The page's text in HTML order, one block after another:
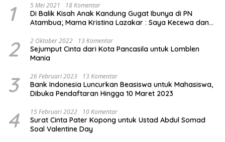
1 5 Mei 2021 18 Komentar
Di Balik Kisah Anak Kandung Gugat Ibunya di PN
Atambua; Mama Kristina Lazakar : Saya Kecewa dan
2 2 Oktober 2022 13 Komentar
Sejumput Cinta dari Kota Pancasila untuk Lomblen
Mania
3 26 Februari 2023 13 Komentar
Bank Indonesia Luncurkan Beasiswa untuk Mahasiswa,
Dibuka Pendaftaran Hingga 10 Maret 2023
4 15 Februari 2022 10 Komentar
Surat Cinta Pater Kopong untuk Ustad Abdul Somad
Soal Valentine Day